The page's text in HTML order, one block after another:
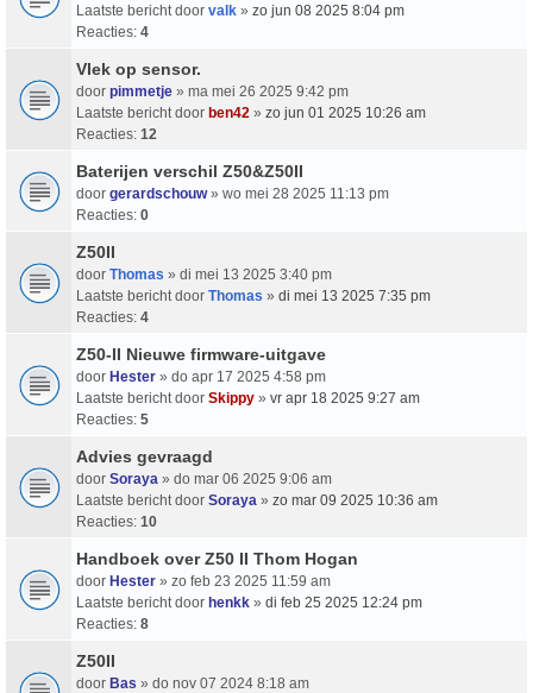
Laatste bericht door valk » zo jun 08 2025 8:04 pm
Reacties: 4
Vlek op sensor.
door pimmetje » ma mei 26 2025 9:42 pm
Laatste bericht door ben42 » zo jun 01 2025 10:26 am
Reacties: 12
Baterijen verschil Z50&Z50II
door gerardschouw» wo mei 28 2025 11:13 pm
Reacties: 0
Z50II
door Thomas » di mei 13 2025 3:40 pm
Laatste bericht door Thomas » di mei 13 2025 7:35 pm
Reacties: 4
Z50-II Nieuwe firmware-uitgave
door Hester » do apr 17 2025 4:58 pm
Laatste bericht door Skippy » vr apr 18 2025 9:27 am
Reacties: 5
Advies gevraagd
door Soraya » do mar 06 2025 9:06 am
Laatste bericht door Soraya » zo mar 09 2025 10:36 am
Reacties: 10
Handboek over Z50 II Thom Hogan
door Hester » zo feb 23 2025 11:59 am
Laatste bericht door henkk » di feb 25 2025 12:24 pm
Reacties: 8
Z50II
door Bas » do nov 07 2024 8:18 am